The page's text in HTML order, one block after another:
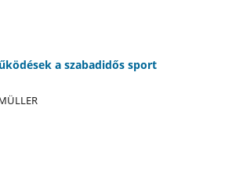
a szabadidős sport